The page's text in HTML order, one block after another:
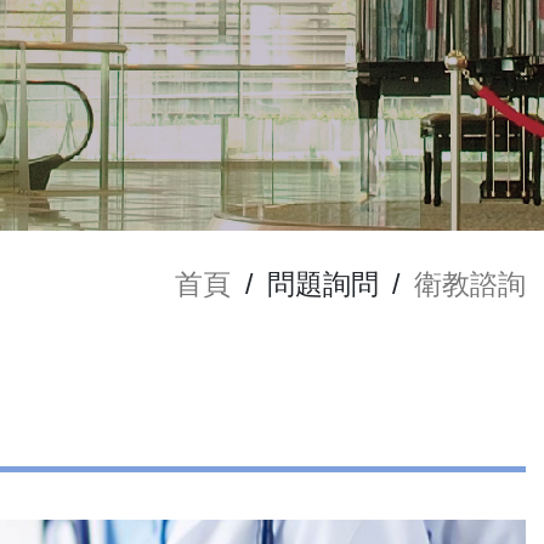
首頁 / 問題詢問 / 衛教諮詢